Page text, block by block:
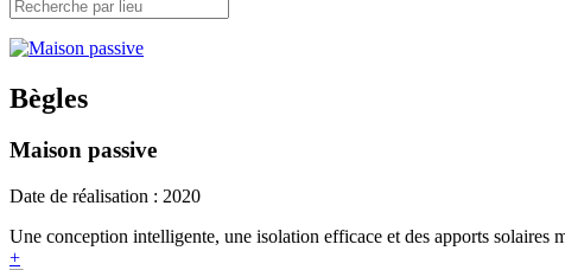
Bègles
Maison passive
Date de réalisation : 2020
Une conception intelligente, une isolation efficace et des apports solaires
+